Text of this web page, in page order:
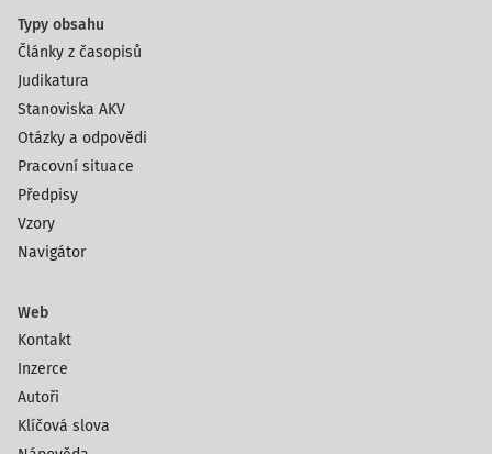
Typy obsahu
Články z časopisů
Judikatura
Stanoviska AKV
Otázky a odpovědi
Pracovní situace
Předpisy
Vzory
Navigátor
Web
Kontakt
Inzerce
Autoři
Klíčová slova